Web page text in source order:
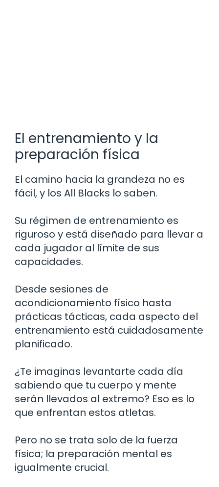
El entrenamiento y la
preparación física
El camino hacia la grandeza no es
fácil, y los All Blacks lo saben.
Su régimen de entrenamiento es
riguroso y está diseñado para llevar a
cada jugador al límite de sus
capacidades.
Desde sesiones de
acondicionamiento físico hasta
prácticas tácticas, cada aspecto del
entrenamiento está cuidadosamente
planificado.
¿Te imaginas levantarte cada día
sabiendo que tu cuerpo y mente
serán llevados al extremo? Eso es lo
que enfrentan estos atletas.
Pero no se trata solo de la fuerza
física; la preparación mental es
igualmente crucial.